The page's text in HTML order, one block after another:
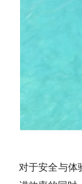
对于安全与体